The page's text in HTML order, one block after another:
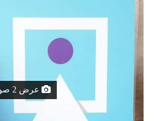
عرض 2 صورة